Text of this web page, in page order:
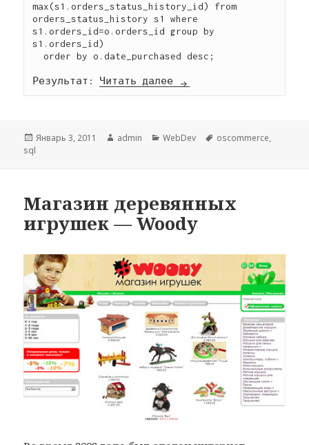
max(s1.orders_status_history_id) from
orders_status_history s1 where
s1.orders_id=o.orders_id group by
s1.orders_id)
  order by o.date_purchased desc;
Результат: Читать далее OS-commerce: анализ
Опубликовано
Январь 3, 2011 Автор
admin Рубрики
WebDev Метки
oscommerce,
sql
Магазин деревянных
игрушек — Woody